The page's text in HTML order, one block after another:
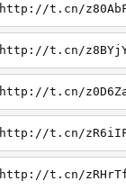
http://t.cn/
http://t.cn/
http://t.cn/
http://t.cn/
http://t.cn/